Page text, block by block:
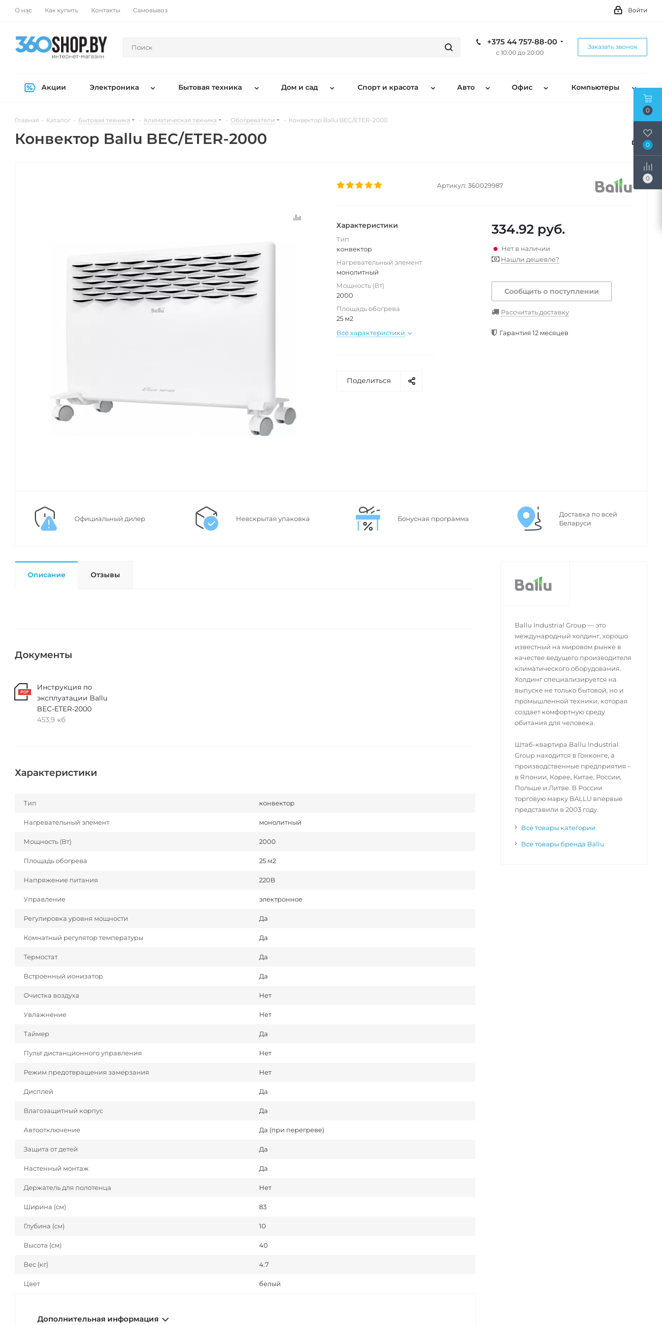
О нас Как купить Контакты Самовывоз Войти
+375 44 757-88-00
с 10:00 до 20:00
Заказать звонок
Акции Электроника Бытовая техника Дом и сад Спорт и красота Авто Офис Компьютеры
Главная - Каталог - Бытовая техника - Климатическая техника - Обогреватели - Конвектор Ballu BEC/ETER-2000
Конвектор Ballu BEC/ETER-2000
Артикул: 360029987
Характеристики
Тип
конвектор
Нагревательный элемент
монолитный
Мощность (Вт)
2000
Площадь обогрева
25 м2
Все характеристики
334.92 руб.
Нет в наличии
Нашли дешевле?
Сообщить о поступлении
Рассчитать доставку
Гарантия 12 месяцев
Поделиться
Официальный дилер Невскрытая упаковка Бонусная программа
Доставка по всей
Беларуси
Описание Отзывы
Документы
Инструкция по
эксплуатации Ballu
BEC-ETER-2000
453,9 кб
Характеристики
Тип конвектор
Нагревательный элемент монолитный
Мощность (Вт) 2000
Площадь обогрева 25 м2
Напряжение питания 220В
Управление электронное
Регулировка уровня мощности Да
Комнатный регулятор температуры Да
Термостат Да
Встроенный ионизатор Да
Очистка воздуха Нет
Увлажнение Нет
Таймер Да
Пульт дистанционного управления Нет
Режим предотвращения замерзания Нет
Дисплей Да
Влагозащитный корпус Да
Автоотключение Да (при перегреве)
Защита от детей Да
Настенный монтаж Да
Держатель для полотенца Нет
Ширина (см) 83
Глубина (см) 10
Высота (см) 40
Вес (кг) 4.7
Цвет белый
Дополнительная информация
Ballu Industrial Group — это
международный холдинг, хорошо
известный на мировом рынке в
качестве ведущего производителя
климатического оборудования.
Холдинг специализируется на
выпуске не только бытовой, но и
промышленной техники, которая
создает комфортную среду
обитания для человека.
Штаб-квартира Ballu Industrial
Group находится в Гонконге, а
производственные предприятия –
в Японии, Корее, Китае, России,
Польше и Литве. В России
торговую марку BALLU впервые
представили в 2003 году.
Все товары категории
Все товары бренда Ballu
0
0
0